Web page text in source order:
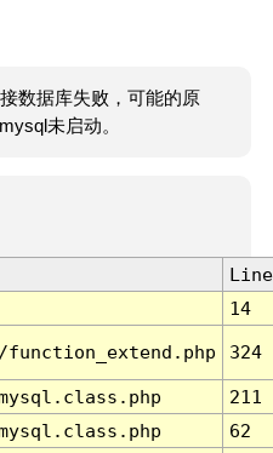
数据库失败，可能的原
未启动。
Line
14
324
211
62